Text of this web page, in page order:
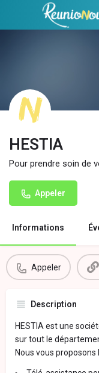
HESTIA
Pour prendre soin de
Appeler
Informations
Appeler
Description
HESTIA est une
sur tout le
Nous vous